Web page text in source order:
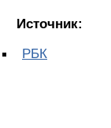
Источник:
РБК